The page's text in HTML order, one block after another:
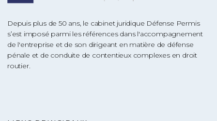
Depuis plus de 50 ans, le cabinet juridique Défense Permis
s’est imposé parmi les références dans l'accompagnement
de l'entreprise et de son dirigeant en matière de défense
pénale et de conduite de contentieux complexes en droit
routier.